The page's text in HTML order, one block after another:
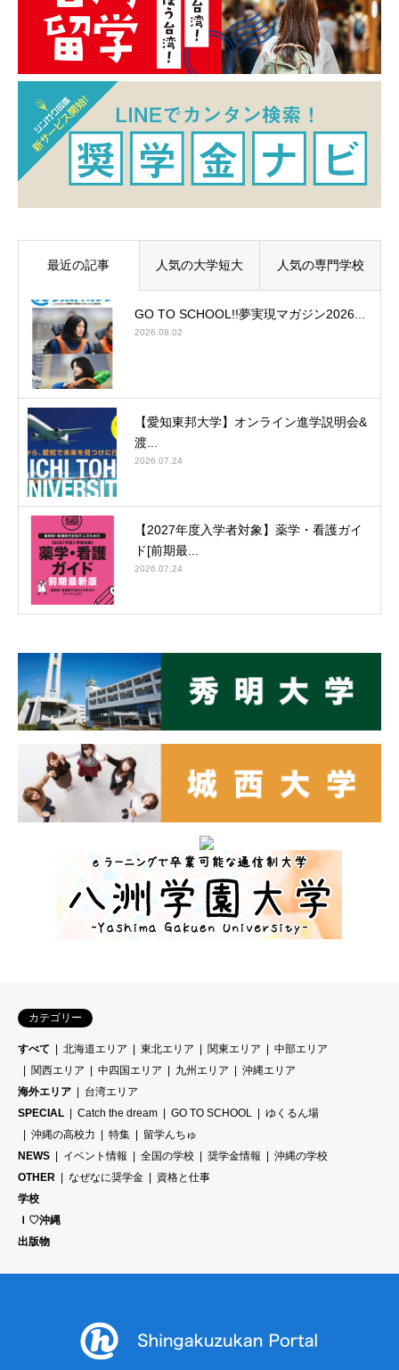
最近の記事 人気の大学短大 人気の専門学校
GO TO SCHOOL!!夢実現マガジン2026...
2026.08.02
【愛知東邦大学】オンライン進学説明会&
渡...
2026.07.24
【2027年度入学者対象】薬学・看護ガイ
ド[前期最...
2026.07.24
カテゴリー
すべて 北海道エリア 東北エリア 関東エリア
中部エリア
関西エリア
中四国エリア 九州エリア
沖縄エリア
海外エリア
台湾エリア
SPECIAL
Catch the dream GO TO SCHOOL
ゆくるん場
沖縄の高校力
特集
留学んちゅ
NEWS
イベント情報 全国の学校 奨学金情報
沖縄の学校
OTHER
なぜなに奨学金
資格と仕事
学校
Ｉ♡沖縄
出版物